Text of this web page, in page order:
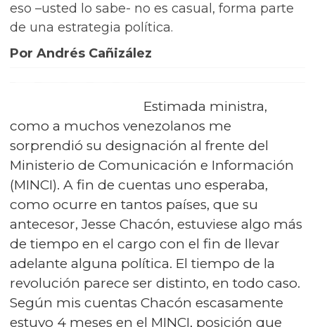
eso –usted lo sabe- no es casual, forma parte
de una estrategia política.
Por Andrés Cañizález
Estimada ministra,
como a muchos venezolanos me
sorprendió su designación al frente del
Ministerio de Comunicación e Información
(MINCI). A fin de cuentas uno esperaba,
como ocurre en tantos países, que su
antecesor, Jesse Chacón, estuviese algo más
de tiempo en el cargo con el fin de llevar
adelante alguna política. El tiempo de la
revolución parece ser distinto, en todo caso.
Según mis cuentas Chacón escasamente
estuvo 4 meses en el MINCI, posición que